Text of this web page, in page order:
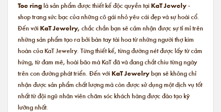
Toe ringlà sản phẩm được thiết kế độc quyền tại KaT Jewely-
shop trang sức bạc của những cô gái nhỏ yêu cái đẹp và sự hoài cổ.
Đến với KaT Jewelry, chắc chắn bạn sẽ cảm nhận được sự tỉ mỉ trên
những sản phẩm tạo ra bởi bàn tay tài hoa từ những người thợ kim
hoàn của KaT Jewelry. Từng thiết kế, từng đường nét được lấy từ cảm
hứng, từ đam mê, hoài bão mà KaT đã và đang chắt chiu từng ngày
trên con đường phát triển. Đến với KaT Jewelrybạn sẽ không chỉ
nhận được sản phẩm chất lượng mà còn được sử dụng một dịch vụ tốt
nhất từ đội ngũ nhân viên chăm sóc khách hàng được đào tạo kỹ
lưỡng nhất.